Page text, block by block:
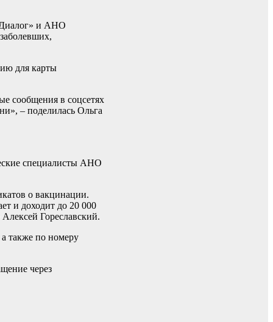
и АНО
для карты
сообщения в соцсетях
– поделилась Ольга
специалисты АНО
о вакцинации.
и доходит до 20 000
Гореславский.
также по номеру
через